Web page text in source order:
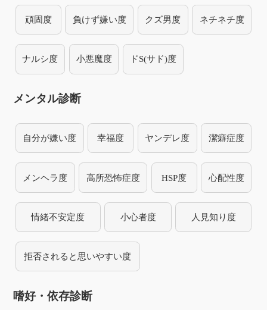
頑固度 負けず嫌い度 クズ男度 ネチネチ度
ナルシ度 小悪魔度 ドS(サド)度
メンタル診断
自分が嫌い度 幸福度 ヤンデレ度 潔癖症度
メンヘラ度 高所恐怖症度 HSP度 心配性度
情緒不安定度 小心者度 人見知り度
拒否されると思いやすい度
嗜好・依存診断